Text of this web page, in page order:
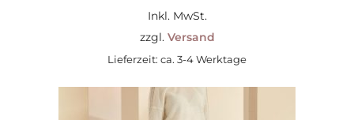
Inkl. MwSt.
zzgl. Versand
Lieferzeit: ca. 3-4 Werktage